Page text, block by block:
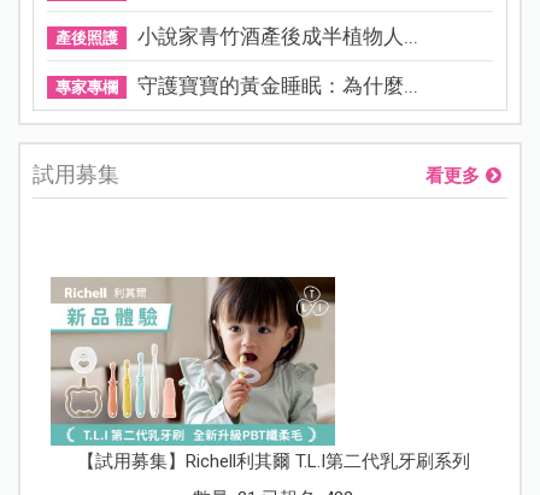
產後照護 小說家青竹酒產後成半植物人...
專家專欄 守護寶寶的黃金睡眠：為什麼...
試用募集 看更多
【試用募集】Richell利其爾 T.L.I第二代乳牙刷系列